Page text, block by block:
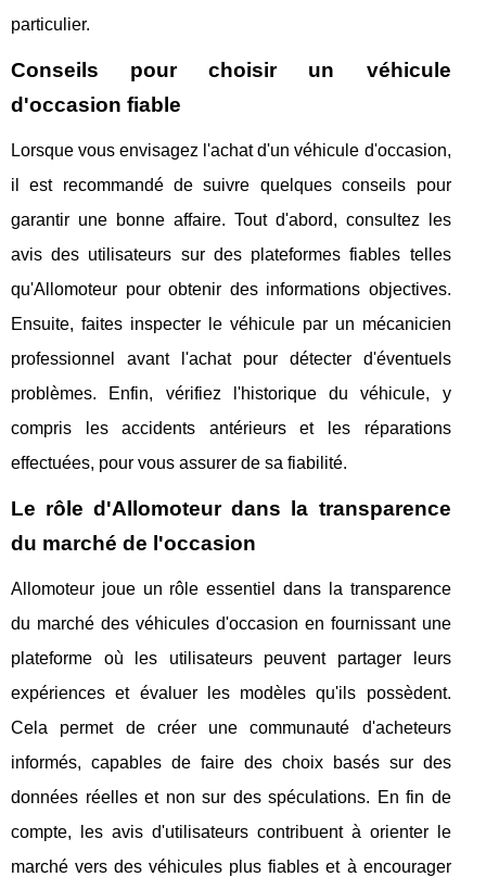
particulier.
Conseils pour choisir un véhicule
d'occasion fiable
Lorsque vous envisagez l'achat d'un véhicule d'occasion,
il est recommandé de suivre quelques conseils pour
garantir une bonne affaire. Tout d'abord, consultez les
avis des utilisateurs sur des plateformes fiables telles
qu'Allomoteur pour obtenir des informations objectives.
Ensuite, faites inspecter le véhicule par un mécanicien
professionnel avant l'achat pour détecter d'éventuels
problèmes. Enfin, vérifiez l'historique du véhicule, y
compris les accidents antérieurs et les réparations
effectuées, pour vous assurer de sa fiabilité.
Le rôle d'Allomoteur dans la transparence
du marché de l'occasion
Allomoteur joue un rôle essentiel dans la transparence
du marché des véhicules d'occasion en fournissant une
plateforme où les utilisateurs peuvent partager leurs
expériences et évaluer les modèles qu'ils possèdent.
Cela permet de créer une communauté d'acheteurs
informés, capables de faire des choix basés sur des
données réelles et non sur des spéculations. En fin de
compte, les avis d'utilisateurs contribuent à orienter le
marché vers des véhicules plus fiables et à encourager